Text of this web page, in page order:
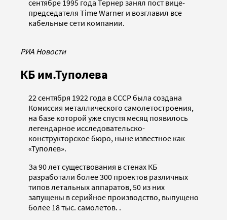
сентябре 1995 года Тернер занял пост вице-
председателя Time Warner и возглавил все
кабельные сети компании.
РИА Новости
КБ им.Туполева
22 сентября 1922 года в СССР была создана
Комиссия металлического самолетостроения,
на базе которой уже спустя месяц появилось
легендарное исследовательско-
конструкторское бюро, ныне известное как
«Туполев».
За 90 лет существования в стенах КБ
разработали более 300 проектов различных
типов летальных аппаратов, 50 из них
запущены в серийное производство, выпущено
более 18 тыс. самолетов. .